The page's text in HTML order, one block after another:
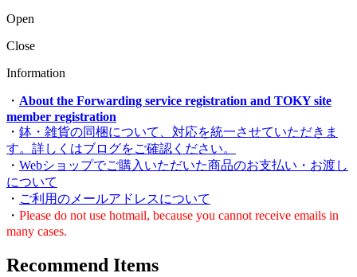
Open
Close
Information
・ About the Forwarding service registration and TOKY site
member registration
・ 鉢・雑貨の同梱について、対応を統一させていただきま
す。詳しくはブログをご確認ください。
・ Webショップでご購入いただいた商品のお支払い・お渡し
について
・ ご利用のメールアドレスについて
・ Please do not use hotmail, because you cannot receive emails in
many cases.
Recommend Items